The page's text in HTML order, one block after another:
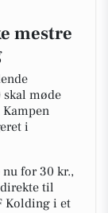
mestre
møde
i
for 30 kr.,
til
Kolding i et